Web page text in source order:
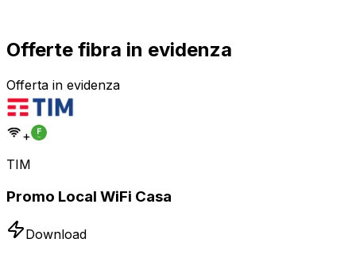
Offerte fibra in evidenza
Offerta in evidenza
+
TIM
Promo Local WiFi Casa
Download